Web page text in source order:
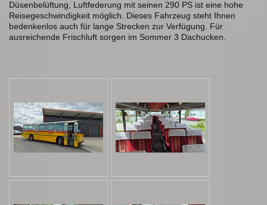
Düsenbelüftung, Luftfederung mit seinen 290 PS ist eine hohe
Reisegeschwindigkeit möglich. Dieses Fahrzeug steht Ihnen
bedenkenlos auch für lange Strecken zur Verfügung. Für
ausreichende Frischluft sorgen im Sommer 3 Dachucken.